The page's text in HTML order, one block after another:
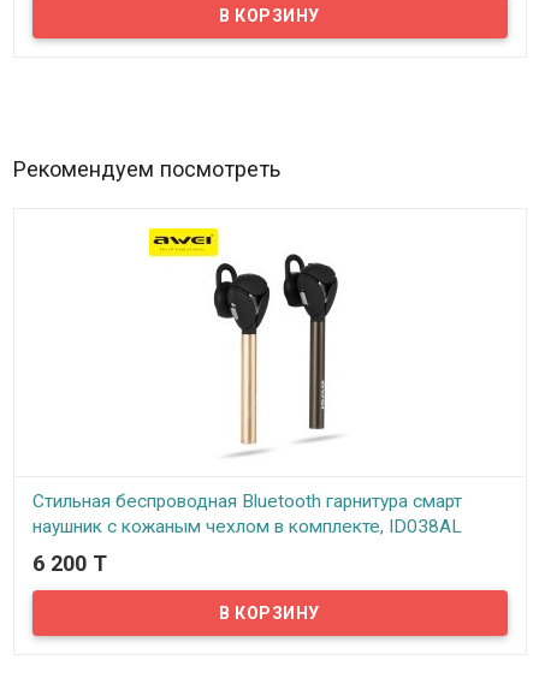
Стильный Power Bank с функцией быстрой зарядки в компактном
металлическом корпусе. На сегодняшний день Power Bank стал
неотъемлемым аксессуаром нашей жизни, ведь в сумасшедшем
Рекомендуем посмотреть
Стильная беспроводная Bluetooth гарнитура смарт
наушник с кожаным чехлом в комплекте, ID038AL
В наличии
Удобная беспроводная Bluetooth гарнитура с изящным бизнес
дизайном, безусловно, понравиться как людям управляющим
автомобилем, так и деловому человеку, предпочитающему
6 200 T